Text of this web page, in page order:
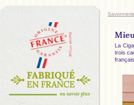
en savoir plus
La
trois